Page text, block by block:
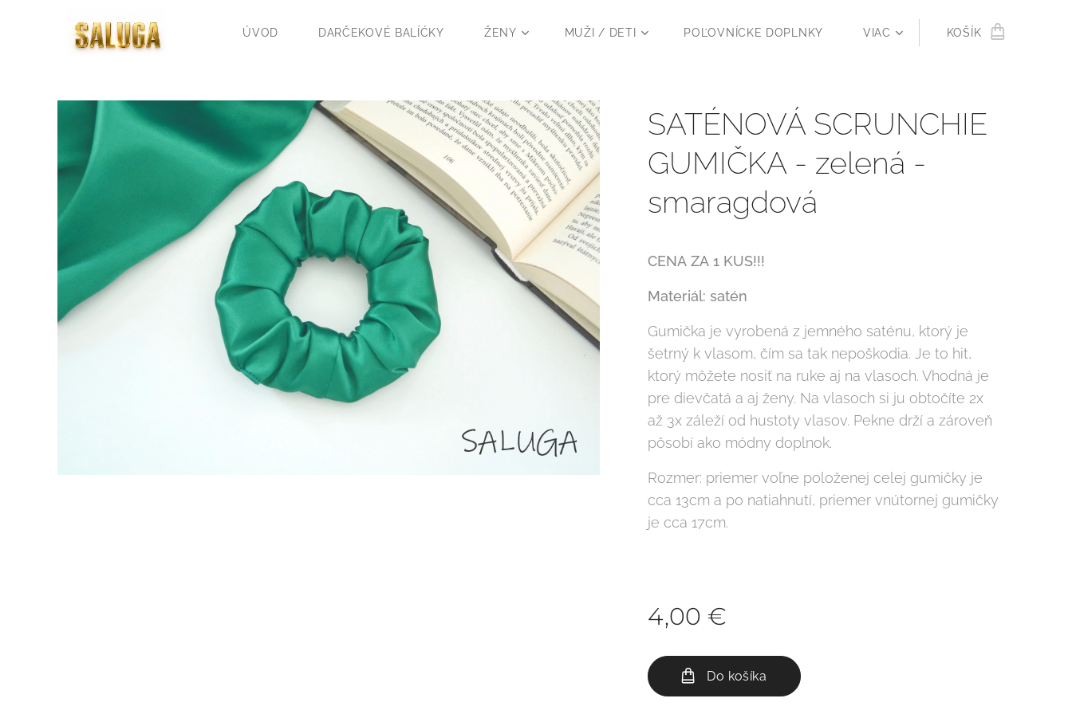
ÚVOD DARČEKOVÉ BALÍĆKY ŽENY MUŽI / DETI POĽOVNÍCKE DOPLNKY VIAC KOŠÍK
SATÉNOVÁ SCRUNCHIE
GUMIČKA - zelená -
smaragdová
CENA ZA 1 KUS!!!
Materiál: satén
Gumička je vyrobená z jemného saténu, ktorý je
šetrný k vlasom, čím sa tak nepoškodia. Je to hit,
ktorý môžete nosiť na ruke aj na vlasoch. Vhodná je
pre dievčatá a aj ženy. Na vlasoch si ju obtočíte 2x
až 3x záleží od hustoty vlasov. Pekne drží a zároveň
pôsobí ako módny doplnok.
Rozmer: priemer voľne položenej celej gumičky je
cca 13cm a po natiahnutí, priemer vnútornej gumičky
je cca 17cm.
4,00 €
Do košíka